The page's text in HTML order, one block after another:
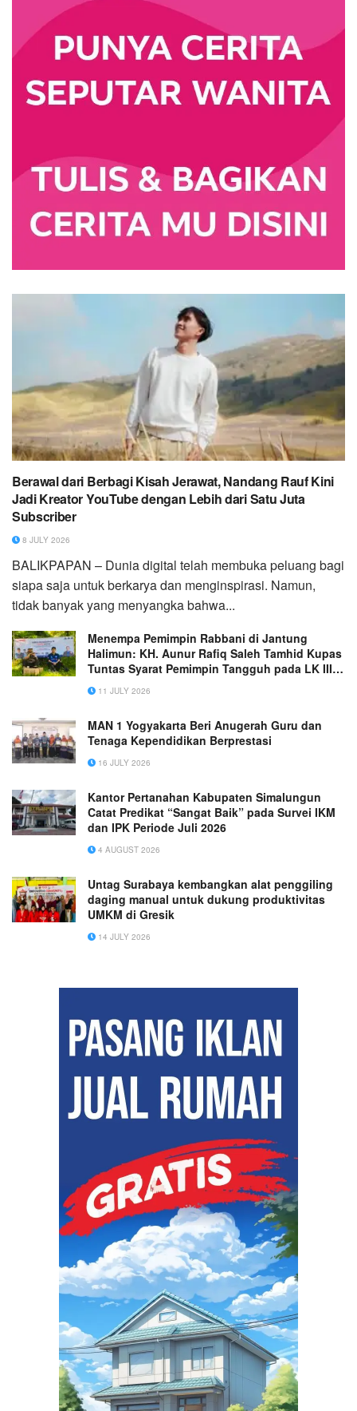
Berawal dari Berbagi Kisah Jerawat, Nandang Rauf Kini
Jadi Kreator YouTube dengan Lebih dari Satu Juta
Subscriber
8 JULY 2026
BALIKPAPAN – Dunia digital telah membuka peluang bagi
siapa saja untuk berkarya dan menginspirasi. Namun,
tidak banyak yang menyangka bahwa...
Menempa Pemimpin Rabbani di Jantung
Halimun: KH. Aunur Rafiq Saleh Tamhid Kupas
Tuntas Syarat Pemimpin Tangguh pada LK III
elTAHFIDH Indonesia
11 JULY 2026
MAN 1 Yogyakarta Beri Anugerah Guru dan
Tenaga Kependidikan Berprestasi
16 JULY 2026
Kantor Pertanahan Kabupaten Simalungun
Catat Predikat “Sangat Baik” pada Survei IKM
dan IPK Periode Juli 2026
4 AUGUST 2026
Untag Surabaya kembangkan alat penggiling
daging manual untuk dukung produktivitas
UMKM di Gresik
14 JULY 2026